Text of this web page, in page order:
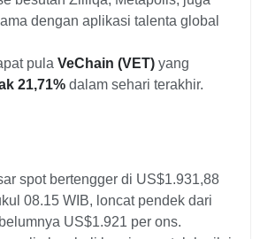
dengan aplikasi talenta global
pula VeChain (VET) yang
21,71% dalam sehari terakhir.
spot bertengger di US$1.931,88
08.15 WIB, loncat pendek dari
US$1.921 per ons.